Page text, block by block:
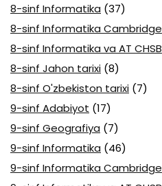
8-sinf Informatika (37)
8-sinf Informatika Cambridge
8-sinf Informatika va AT CHSB
8-sinf Jahon tarixi (8)
8-sinf O'zbekiston tarixi (7)
9-sinf Adabiyot (17)
9-sinf Geografiya (7)
9-sinf Informatika (46)
9-sinf Informatika Cambridge